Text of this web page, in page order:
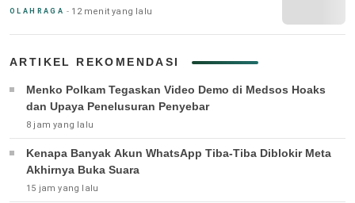
OLAHRAGA 12 menit yang lalu
ARTIKEL REKOMENDASI
Menko Polkam Tegaskan Video Demo di Medsos Hoaks
dan Upaya Penelusuran Penyebar
8 jam yang lalu
Kenapa Banyak Akun WhatsApp Tiba-Tiba Diblokir Meta
Akhirnya Buka Suara
15 jam yang lalu